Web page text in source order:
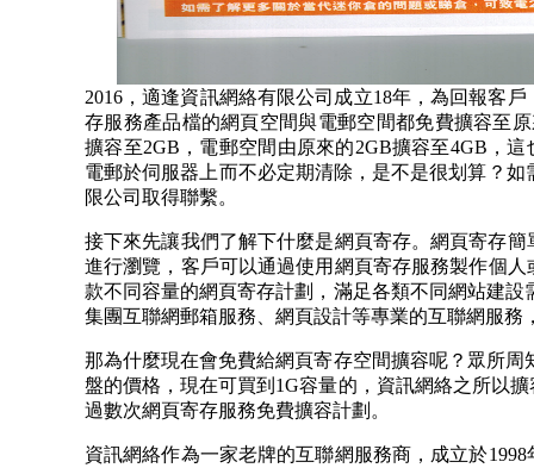
2016 ，適逢資訊網絡有限公司成立18年，為回報客戶
存服務產品檔的網頁空間與電郵空間都免費擴容至
擴容至2GB ，電郵空間由原來的2GB擴容至4GB ，
電郵於伺服器上而不必定期清除，是不是很划算？如
限公司取得聯繫。
接下來先讓我們了解下什麼是網頁寄存。網頁寄存
進行瀏覽，客戶可以通過使用網頁寄存服務製作個
款不同容量的網頁寄存計劃，滿足各類不同網站建
集團互聯網郵箱服務、網頁設計等專業的互聯網服務
那為什麼現在會免費給網頁寄存空間擴容呢？眾所
盤的價格，現在可買到 1G容量的，資訊網絡之所以
過數次網頁寄存服務免費擴容計劃。
資訊網絡作為一家老牌的互聯網服務商，成立於1998